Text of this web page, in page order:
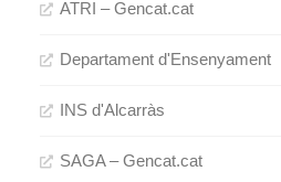
ATRI – Gencat.cat
Departament d'Ensenyament
INS d'Alcarràs
SAGA – Gencat.cat